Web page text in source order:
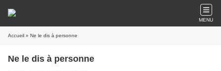
MENU
Accueil » Ne le dis à personne
Ne le dis à personne